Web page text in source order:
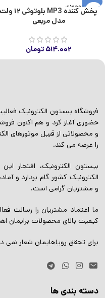
اتمام موجودی
پخش کننده MP3 بلوتوثی ۱۲ ولت
مدل مربعی
۵۱۴.۰۰۲ تومان
حضوری آغاز کرد و هم اکنون
و محصولاتی از قبیل موتورهای
را عرضه می کند.
بیستون الکترونیک، افتخار
الکترونیک کشور گام بردارد و
و مشتریان گرامی است.
ما اعتماد مشتریان را رسالت
کیفیت بالای محصولات برایمان
برای تحقق رویاهایمان شعار
دسته بندی ها